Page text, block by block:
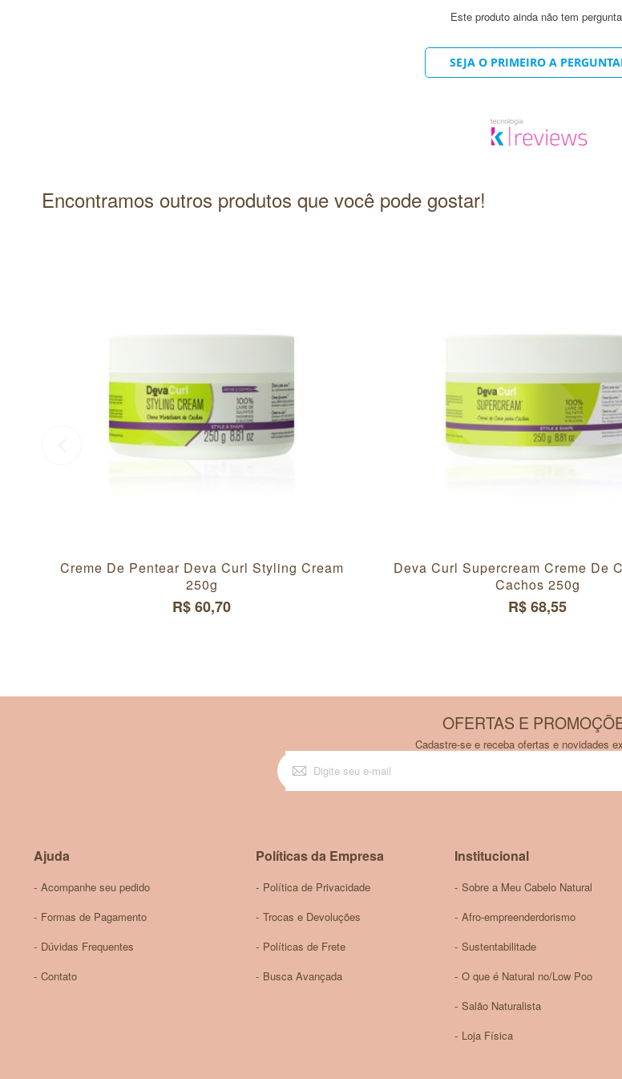
Este produto ainda não tem
SEJA O PRIMEIRO A
Encontramos outros produtos que você pode gostar!
Creme De Pentear Deva Curl Styling Cream
250g
R$ 60,70
Deva Curl Supercream Creme De
Cachos 250g
R$ 68,55
OFERTAS E
Cadastre-se e receba ofertas e novidades
Ajuda
Acompanhe seu pedido
Formas de Pagamento
Dúvidas Frequentes
Contato
Políticas da Empresa
Política de Privacidade
Trocas e Devoluções
Políticas de Frete
Busca Avançada
Institucional
Sobre a Meu Cabelo Natural
Afro-empreenderdorismo
Sustentabilitade
O que é Natural no/Low Poo
Salão Naturalista
Loja Física